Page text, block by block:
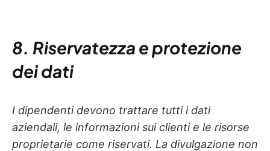
8. Riservatezza e protezione
dei dati
I dipendenti devono trattare tutti i dati
aziendali, le informazioni sui clienti e le risorse
proprietarie come riservati. La divulgazione non